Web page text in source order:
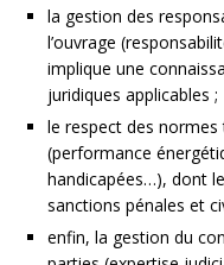
la gestion des
l’ouvrage
implique une
juridiques applicables ;
le respect des
(performance
handicapées…), dont
sanctions pénales et
enfin, la gestion du